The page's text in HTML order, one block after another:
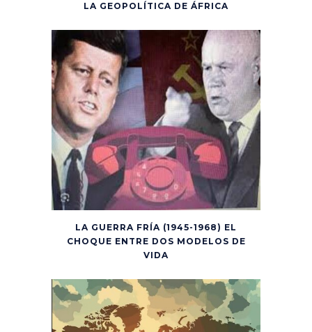
LA GEOPOLÍTICA DE ÁFRICA
LA GUERRA FRÍA (1945-1968) EL
CHOQUE ENTRE DOS MODELOS DE
VIDA